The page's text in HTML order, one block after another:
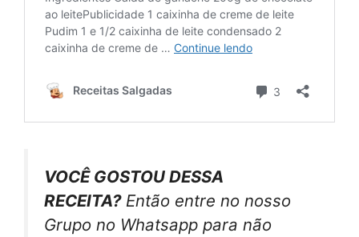
VOCÊ GOSTOU DESSA
RECEITA?Então entre no nosso
Grupo no Whatsapp para não